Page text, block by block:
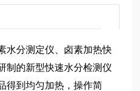
水分测定仪、卤素加热快
制的新型快速水分检测仪
得到均匀加热，操作简